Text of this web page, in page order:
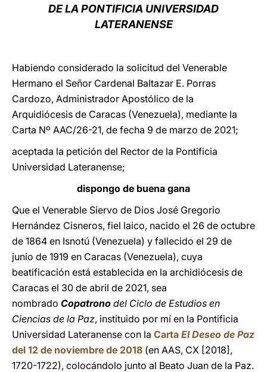
DE LA PONTIFICIA UNIVERSIDAD
LATERANENSE
Habiendo considerado la solicitud del Venerable
Hermano el Señor Cardenal Baltazar E. Porras
Cardozo, Administrador Apostólico de la
Arquidiócesis de Caracas (Venezuela), mediante la
Carta Nº AAC/26-21, de fecha 9 de marzo de 2021;
aceptada la petición del Rector de la Pontificia
Universidad Lateranense;
dispongo de buena gana
Que el Venerable Siervo de Dios José Gregorio
Hernández Cisneros, fiel laico, nacido el 26 de octubre
de 1864 en Isnotú (Venezuela) y fallecido el 29 de
junio de 1919 en Caracas (Venezuela), cuya
beatificación está establecida en la archidiócesis de
Caracas el 30 de abril de 2021, sea
nombrado Copatrono del Ciclo de Estudios en
Ciencias de la Paz, instituido por mí en la Pontificia
Universidad Lateranense con la Carta El Deseo de Paz
del 12 de noviembre de 2018 (en AAS, CX [2018],
1720-1722), colocándolo junto al Beato Juan de la Paz.